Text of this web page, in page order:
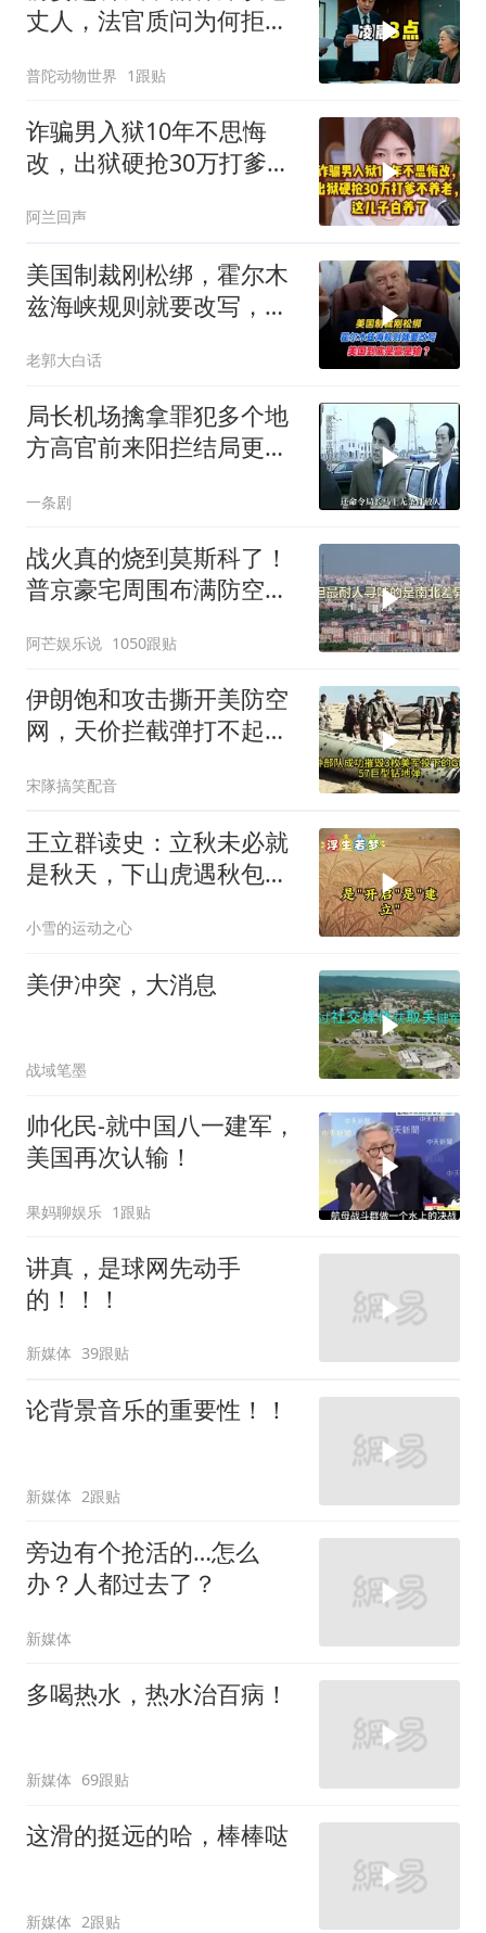
丈人，法官质问为何拒不
普陀动物世界 1跟贴
诈骗男入狱10年不思悔
改，出狱硬抢30万打爹不
阿兰回声
美国制裁刚松绑，霍尔木
兹海峡规则就要改写，美
老郭大白话
局长机场擒拿罪犯多个地
方高官前来阳拦结局更引
一条剧
战火真的烧到莫斯科了！
普京豪宅周围布满防空
阿芒娱乐说 1050跟贴
伊朗饱和攻击撕开美防空
网，天价拦截弹打不起，
宋隊搞笑配音
王立群读史：立秋未必就
是秋天，下山虎遇秋包伏
小雪的运动之心
美伊冲突，大消息
战域笔墨
帅化民-就中国八一建军，
美国再次认输！
果妈聊娱乐 1跟贴
讲真，是球网先动手
的！！！
新媒体 39跟贴
论背景音乐的重要性！！
新媒体 2跟贴
旁边有个抢活的…怎么
办？人都过去了？
新媒体
多喝热水，热水治百病！
新媒体 69跟贴
这滑的挺远的哈，棒棒哒
新媒体 2跟贴